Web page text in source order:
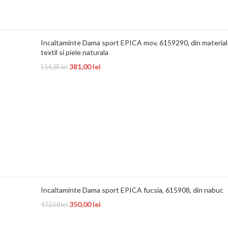
Incaltaminte Dama sport EPICA mov, 6159290, din material
textil si piele naturala
514,35lei 381,00lei
Incaltaminte Dama sport EPICA fucsia, 615908, din nabuc
472,50lei 350,00lei